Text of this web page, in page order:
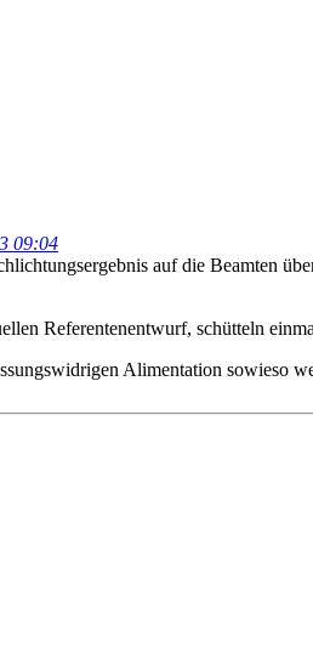
09:04
auf die Beamten
Referentenentwurf, schütteln
Alimentation sowieso